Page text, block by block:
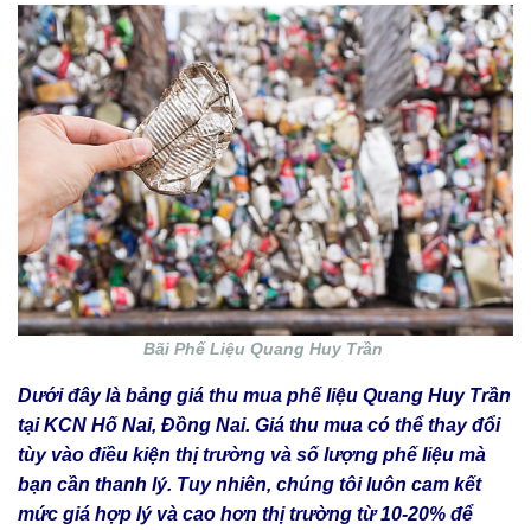
Bãi Phế Liệu Quang Huy Trần
Dưới đây là bảng giá thu mua phế liệu Quang Huy Trần
tại KCN Hố Nai, Đồng Nai. Giá thu mua có thể thay đổi
tùy vào điều kiện thị trường và số lượng phế liệu mà
bạn cần thanh lý. Tuy nhiên, chúng tôi luôn cam kết
mức giá hợp lý và cao hơn thị trường từ 10-20% để